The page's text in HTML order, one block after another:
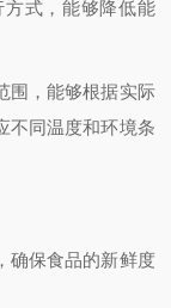
式，能够降低能
围，能够根据实际
不同温度和环境条
确保食品的新鲜度